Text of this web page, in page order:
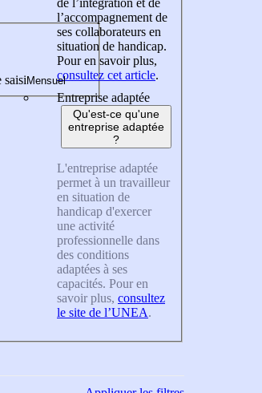
saisi
l’accompagnement de
ses collaborateurs en
situation de handicap.
Pour en savoir plus,
consultez cet article.
Entreprise adaptée
Qu'est-ce qu'une
entreprise adaptée
?
L'entreprise adaptée
permet à un travailleur
en situation de
handicap d'exercer
une activité
professionnelle dans
des conditions
adaptées à ses
capacités. Pour en
savoir plus, consultez
le site de l’UNEA.